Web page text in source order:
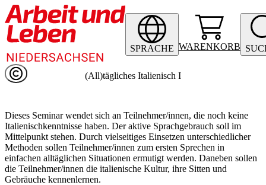
SPRACHE WARENKORB
(All)tägliches Italienisch I
Dieses Seminar wendet sich an Teilnehmer/innen, die noch keine
Italienischkenntnisse haben. Der aktive Sprachgebrauch soll im
Mittelpunkt stehen. Durch vielseitiges Einsetzen unterschiedlicher
Methoden sollen Teilnehmer/innen zum ersten Sprechen in
einfachen alltäglichen Situationen ermutigt werden. Daneben sollen
die Teilnehmer/innen die italienische Kultur, ihre Sitten und
Gebräuche kennenlernen.